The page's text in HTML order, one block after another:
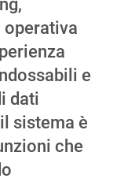
operativa
e
dati
sistema è
che